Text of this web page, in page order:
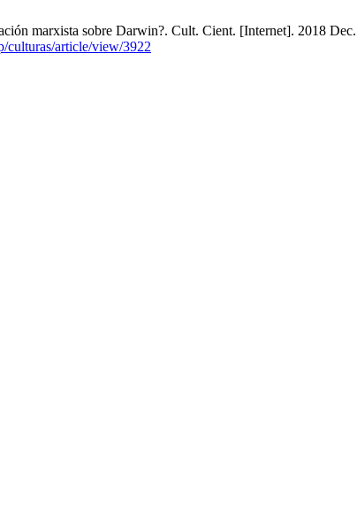
marxista sobre Darwin?. Cult. Cient. [Internet]. 2018
culturas/article/view/3922